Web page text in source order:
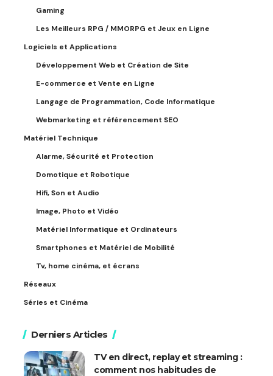
Gaming
Les Meilleurs RPG / MMORPG et Jeux en Ligne
Logiciels et Applications
Développement Web et Création de Site
E-commerce et Vente en Ligne
Langage de Programmation, Code Informatique
Webmarketing et référencement SEO
Matériel Technique
Alarme, Sécurité et Protection
Domotique et Robotique
Hifi, Son et Audio
Image, Photo et Vidéo
Matériel Informatique et Ordinateurs
Smartphones et Matériel de Mobilité
Tv, home cinéma, et écrans
Réseaux
Séries et Cinéma
Derniers Articles
TV en direct, replay et streaming :
comment nos habitudes de